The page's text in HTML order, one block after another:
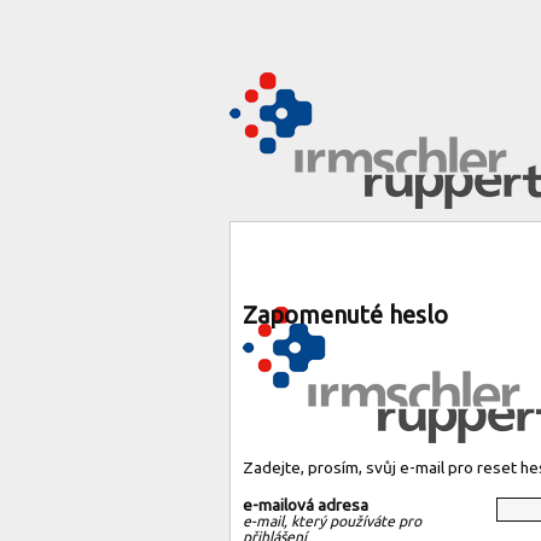
Zapomenuté heslo
Zadejte, prosím, svůj e-mail pro reset
e-mailová adresa
e-mail, který používáte pro
přihlášení